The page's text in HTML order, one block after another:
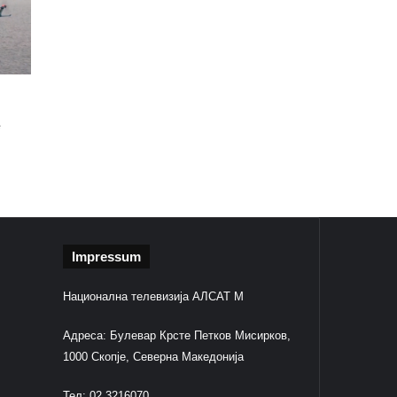
Impressum
Национална телевизија АЛСАТ М
Адреса: Булевар Крсте Петков Мисирков,
1000 Скопје, Северна Македонија